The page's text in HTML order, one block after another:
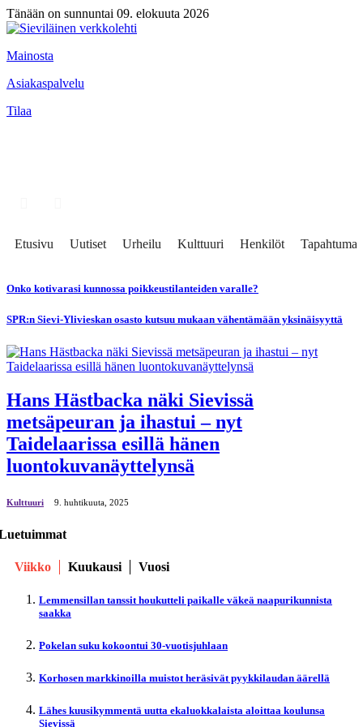
Tänään on sunnuntai 09. elokuuta 2026
Mainosta
Asiakaspalvelu
Tilaa
Etusivu Uutiset Urheilu Kulttuuri Henkilöt Tapahtumat
Onko kotivarasi kunnossa poikkeustilanteiden varalle?
SPR:n Sievi-Ylivieskan osasto kutsuu mukaan vähentämään yksinäisyyttä
Hans Hästbacka näki Sievissä
metsäpeuran ja ihastui – nyt
Taidelaarissa esillä hänen
luontokuvanäyttelynsä
Kulttuuri 9. huhtikuuta, 2025
Viikko Kuukausi Vuosi
Lemmensillan tanssit houkutteli paikalle väkeä naapurikunnista
saakka
Pokelan suku kokoontui 30-vuotisjuhlaan
Korhosen markkinoilla muistot heräsivät pyykkilaudan äärellä
Lähes kuusikymmentä uutta ekaluokkalaista aloittaa koulunsa
Sievissä